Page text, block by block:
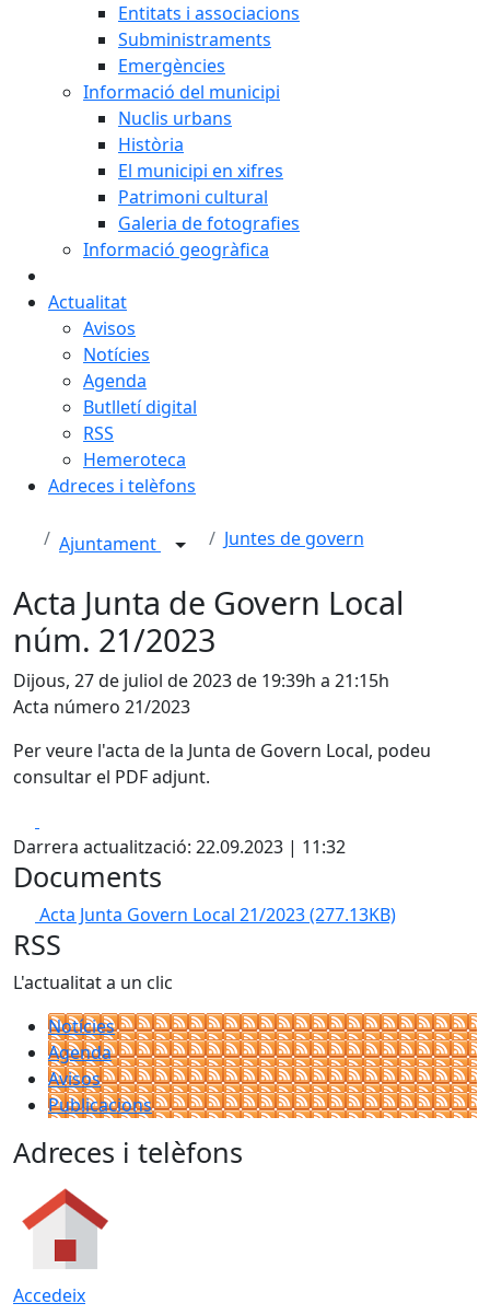
Entitats i associacions
Subministraments
Emergències
Informació del municipi
Nuclis urbans
Història
El municipi en xifres
Patrimoni cultural
Galeria de fotografies
Informació geogràfica
Actualitat
Avisos
Notícies
Agenda
Butlletí digital
RSS
Hemeroteca
Adreces i telèfons
Ajuntament Juntes de govern
Acta Junta de Govern Local
núm. 21/2023
Dijous, 27 de juliol de 2023 de 19:39h a 21:15h
Acta número 21/2023
Per veure l'acta de la Junta de Govern Local, podeu
consultar el PDF adjunt.
Darrera actualització: 22.09.2023 | 11:32
Documents
Acta Junta Govern Local 21/2023(277.13KB)
RSS
L'actualitat a un clic
Notícies
Agenda
Avisos
Publicacions
Adreces i telèfons
Accedeix